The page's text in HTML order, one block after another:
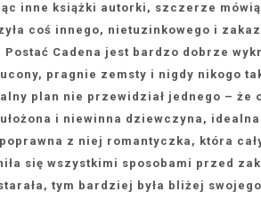
inne książki autorki, szczerze
coś innego, nietuzinkowego i
Cadena jest bardzo dobrze
pragnie zemsty i nigdy nikogo
plan nie przewidział jednego – że
i niewinna dziewczyna,
z niej romantyczka, która
się wszystkimi sposobami przed
tym bardziej była bliżej